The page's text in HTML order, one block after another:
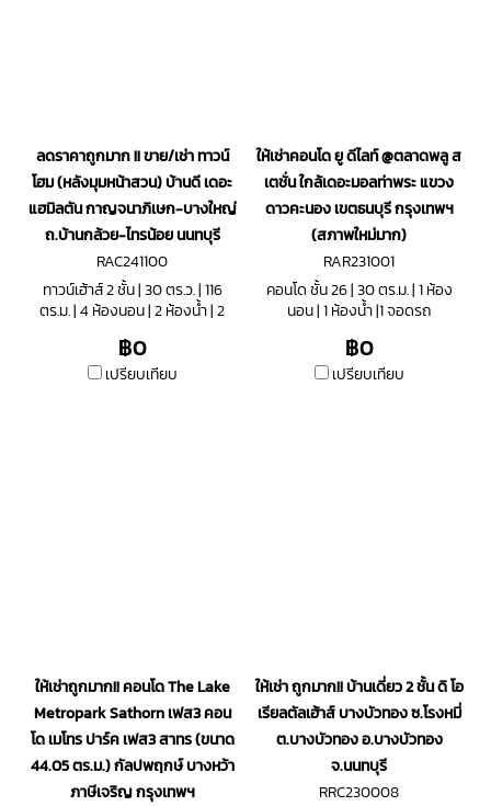
ลดราคาถูกมาก !! ขาย/เช่า ทาวน์
โฮม (หลังมุมหน้าสวน) บ้านดี เดอะ
แฮมิลตัน กาญจนาภิเษก-บางใหญ่
ถ.บ้านกล้วย-ไทรน้อย นนทบุรี
RAC241100
ทาวน์เฮ้าส์ 2 ชั้น | 30 ตร.ว. | 116
ตร.ม. | 4 ห้องนอน | 2 ห้องน้ำ | 2
฿0
เปรียบเทียบ
ให้เช่าคอนโด ยู ดีไลท์ @ตลาดพลู ส
เตชั่น ใกล้เดอะมอลท่าพระ แขวง
ดาวคะนอง เขตธนบุรี กรุงเทพฯ
(สภาพใหม่มาก)
RAR231001
คอนโด ชั้น 26 | 30 ตร.ม. | 1 ห้อง
นอน | 1 ห้องน้ำ |1 จอดรถ
฿0
เปรียบเทียบ
ให้เช่าถูกมาก!! คอนโด The Lake
Metropark Sathorn เฟส3 คอน
โด เมโทร ปาร์ค เฟส3 สาทร (ขนาด
44.05 ตร.ม.) กัลปพฤกษ์ บางหว้า
ภาษีเจริญ กรุงเทพฯ
ให้เช่า ถูกมาก!! บ้านเดี่ยว 2 ชั้น ดิ โอ
เรียลตัลเฮ้าส์ บางบัวทอง ซ.โรงหมี่
ต.บางบัวทอง อ.บางบัวทอง
จ.นนทบุรี
RRC230008